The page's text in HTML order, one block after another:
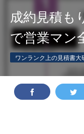
成約見積も
で営業マン
ワンランク上の見積書大